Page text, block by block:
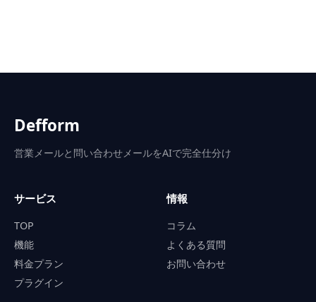
Defform
営業メールと問い合わせメールをAIで完全仕分け
サービス
TOP
機能
料金プラン
プラグイン
情報
コラム
よくある質問
お問い合わせ